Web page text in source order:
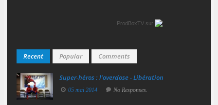
ProdBoxTV sur
Recent Popular Comments
Super‑héros : l’overdose - Libération
05 mai 2014 No Responses.